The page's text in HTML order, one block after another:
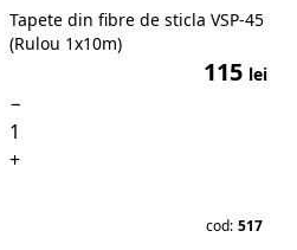
Tapete din fibre de sticla VSP-45
(Rulou 1x10m)
115 lei
−
+
cod: 517